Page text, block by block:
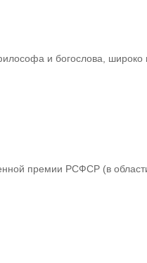
и богослова, широко
премии РСФСР (в